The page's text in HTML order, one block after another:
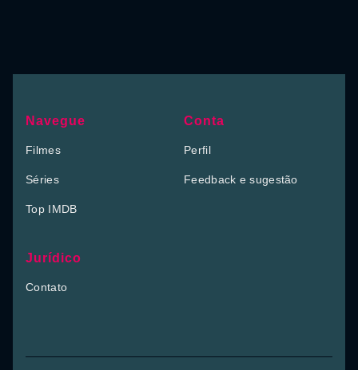
Navegue
Filmes
Séries
Top IMDB
Conta
Perfil
Feedback e sugestão
Jurídico
Contato